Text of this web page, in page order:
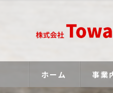
ホーム 事業